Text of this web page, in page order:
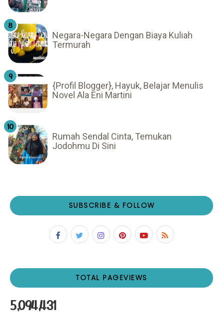
Negara-Negara Dengan Biaya Kuliah
Termurah
{Profil Blogger}, Hayuk, Belajar Menulis
Novel Ala Eni Martini
Rumah Sendal Cinta, Temukan
Jodohmu Di Sini
SUBSCRIBE & FOLLOW
TOTAL PAGEVIEWS
5,094,431